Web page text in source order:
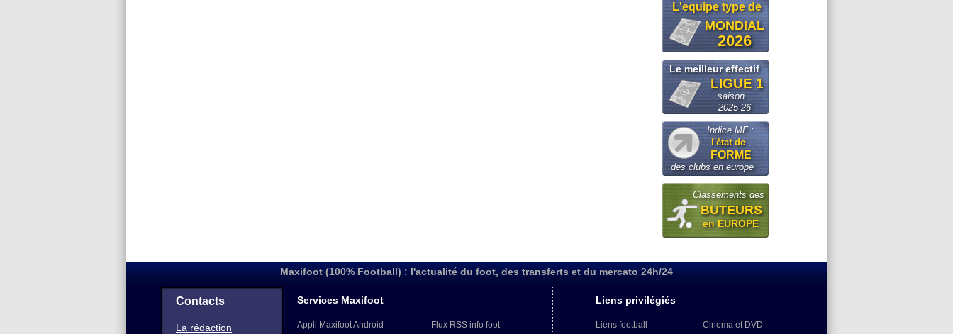
L'equipe type de
MONDIAL
2026
Le meilleur effectif
LIGUE 1
saison
2025-26
Indice MF :
l'état de
FORME
des clubs en europe
Classements des
BUTEURS
en EUROPE
Maxifoot (100% Football) : l'actualité du foot, des transferts et du mercato 24h/24
Contacts
La rédaction
Services Maxifoot
Appli Maxifoot Android
Flux RSS info foot
Liens privilégiés
Liens football
Cinema et DVD